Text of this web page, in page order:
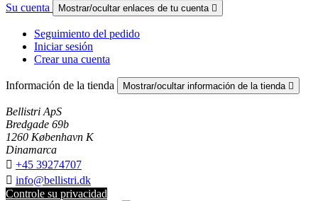
Su cuenta Mostrar/ocultar enlaces de tu cuenta 
Seguimiento del pedido
Iniciar sesión
Crear una cuenta
Información de la tienda Mostrar/ocultar información de la tienda 
Bellistri ApS
Bredgade 69b
1260 København K
Dinamarca
 +45 39274707
 info@bellistri.dk
Controle su privacidad